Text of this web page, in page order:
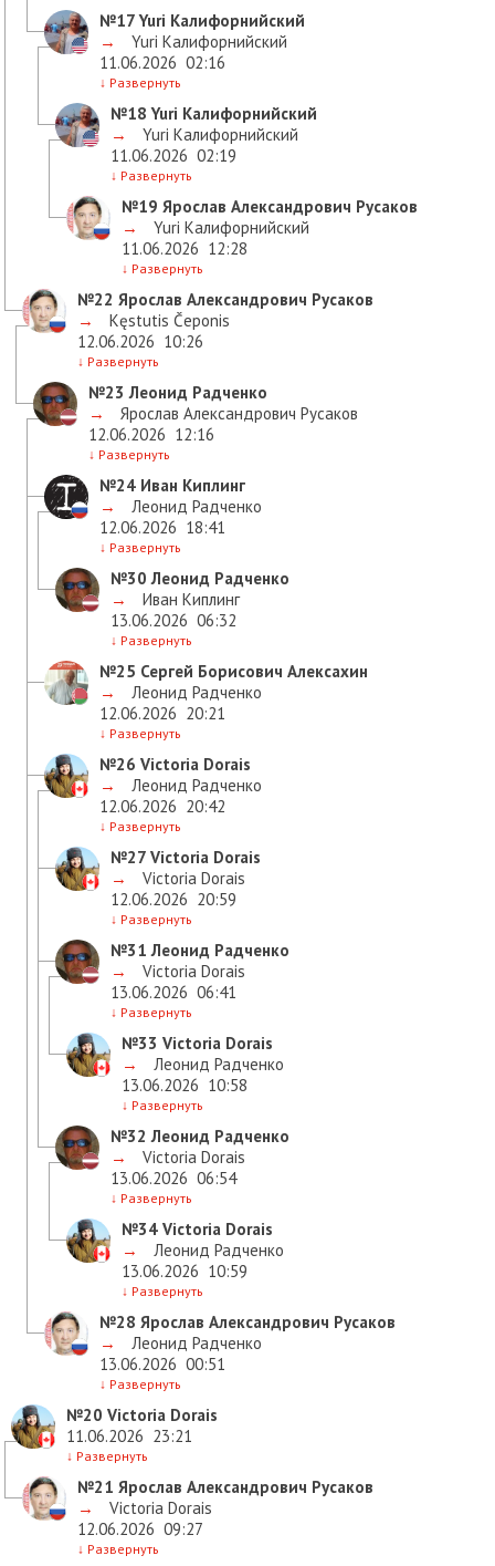
№17Yuri Калифорнийский
→
Yuri Калифорнийский
11.06.2026 02:16
↓ Развернуть
№18 Yuri Калифорнийский
→
Yuri Калифорнийский
11.06.2026 02:19
↓ Развернуть
№19 Ярослав Александрович Русаков
→
Yuri Калифорнийский
11.06.2026 12:28
↓ Развернуть
№22 Ярослав Александрович Русаков
→
Kęstutis Čeponis
12.06.2026 10:26
↓ Развернуть
№23 Леонид Радченко
→
Ярослав Александрович Русаков
12.06.2026 12:16
↓ Развернуть
№24 Иван Киплинг
→
Леонид Радченко
12.06.2026 18:41
↓ Развернуть
№30 Леонид Радченко
→
Иван Киплинг
13.06.2026 06:32
↓ Развернуть
№25 Сергей Борисович Алексахин
→
Леонид Радченко
12.06.2026 20:21
↓ Развернуть
№26 Victoria Dorais
→
Леонид Радченко
12.06.2026 20:42
↓ Развернуть
№27 Victoria Dorais
→
Victoria Dorais
12.06.2026 20:59
↓ Развернуть
№31 Леонид Радченко
→
Victoria Dorais
13.06.2026 06:41
↓ Развернуть
№33 Victoria Dorais
→
Леонид Радченко
13.06.2026 10:58
↓ Развернуть
№32 Леонид Радченко
→
Victoria Dorais
13.06.2026 06:54
↓ Развернуть
№34 Victoria Dorais
→
Леонид Радченко
13.06.2026 10:59
↓ Развернуть
№28 Ярослав Александрович Русаков
→
Леонид Радченко
13.06.2026 00:51
↓ Развернуть
№20 Victoria Dorais
11.06.2026 23:21
↓ Развернуть
№21 Ярослав Александрович Русаков
→
Victoria Dorais
12.06.2026 09:27
↓ Развернуть